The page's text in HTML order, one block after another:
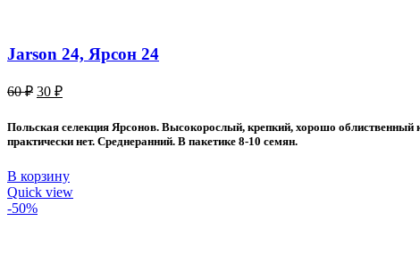
Jarson 24, Ярсон 24
60₽ Первоначальная
60 ₽.
30 ₽Текущая
30 ₽.
Польская селекция Ярсонов. Высокорослый, крепкий, хорошо
практически нет. Среднеранний. В пакетике 8-10 семян.
В корзину
Quick view
-50%